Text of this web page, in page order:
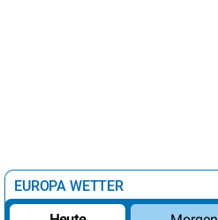
EUROPA WETTER